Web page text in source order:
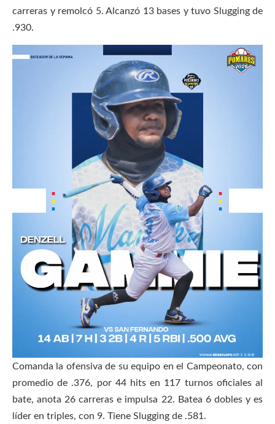
carreras y remolcó 5. Alcanzó 13 bases y tuvo Slugging de
.930.
Comanda la ofensiva de su equipo en el Campeonato, con
promedio de .376, por 44 hits en 117 turnos oficiales al
bate, anota 26 carreras e impulsa 22. Batea 6 dobles y es
líder en triples, con 9. Tiene Slugging de .581.